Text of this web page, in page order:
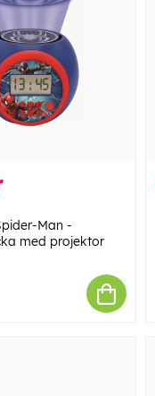
Man -
med projektor